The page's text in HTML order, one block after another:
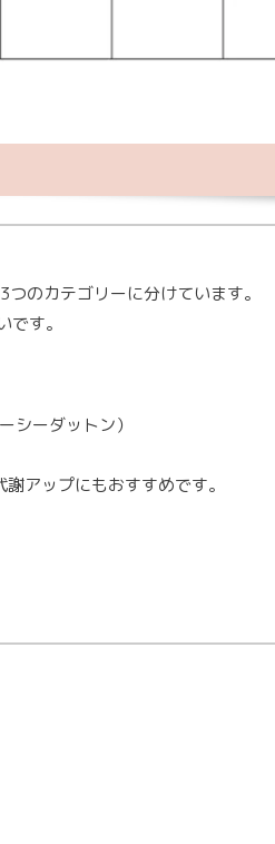
のカテゴリーに分けています。
す。
シーダットン）
アップにもおすすめです。